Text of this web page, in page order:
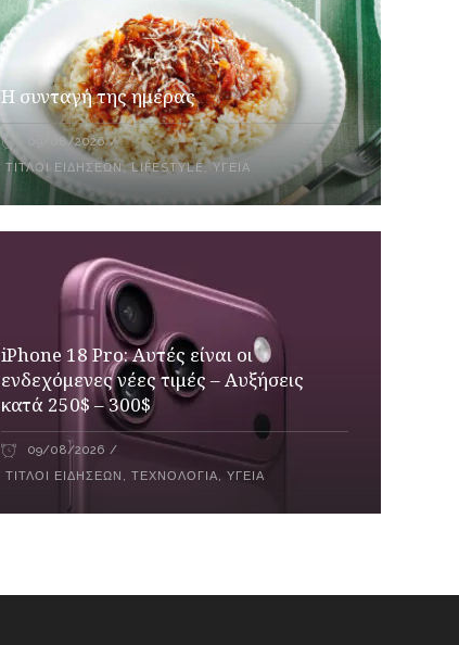
Η συνταγή της ημέρας
09/08/2026
ΤΊΤΛΟΙ ΕΙΔΉΣΕΩΝ,LIFESTYLE, ΥΓΕΊΑ
iPhone 18 Pro: Αυτές είναι οι
ενδεχόμενες νέες τιμές – Αυξήσεις
κατά 250$ – 300$
09/08/2026
ΤΊΤΛΟΙ ΕΙΔΉΣΕΩΝ ,ΤΕΧΝΟΛΟΓΊΑ,ΥΓΕΊΑ